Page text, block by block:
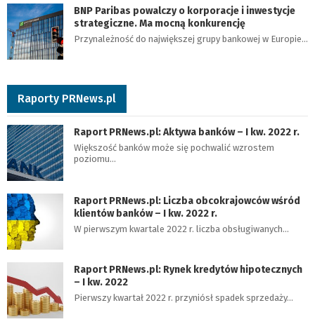
BNP Paribas powalczy o korporacje i inwestycje
strategiczne. Ma mocną konkurencję
Przynależność do największej grupy bankowej w Europie…
Raporty PRNews.pl
Raport PRNews.pl: Aktywa banków – I kw. 2022 r.
Większość banków może się pochwalić wzrostem
poziomu…
Raport PRNews.pl: Liczba obcokrajowców wśród
klientów banków – I kw. 2022 r.
W pierwszym kwartale 2022 r. liczba obsługiwanych…
Raport PRNews.pl: Rynek kredytów hipotecznych
– I kw. 2022
Pierwszy kwartał 2022 r. przyniósł spadek sprzedaży…